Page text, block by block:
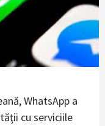
WhatsApp a
cu serviciile